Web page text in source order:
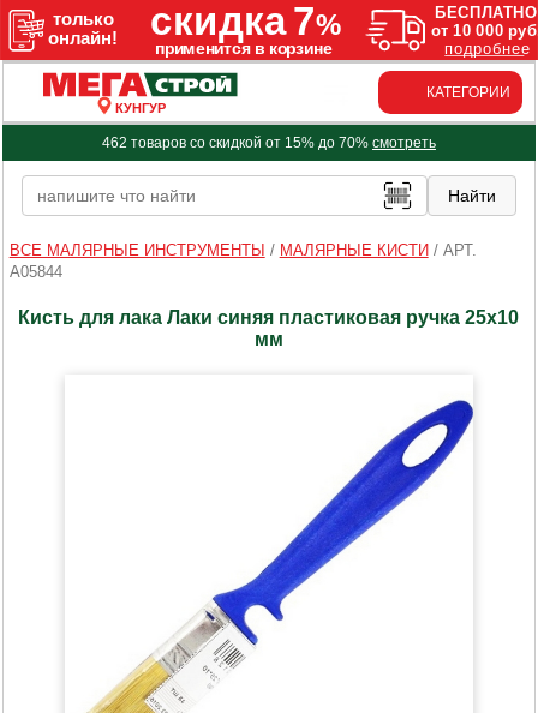
КУНГУР
КАТЕГОРИИ
462 товаров со скидкой от 15% до 70% смотреть
ВСЕ МАЛЯРНЫЕ ИНСТРУМЕНТЫ / МАЛЯРНЫЕ КИСТИ / АРТ.
A05844
Кисть для лака Лаки синяя пластиковая ручка 25х10
мм